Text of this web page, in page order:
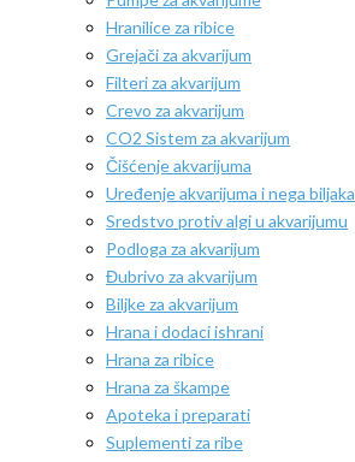
Hranilice za ribice
Grejači za akvarijum
Filteri za akvarijum
Crevo za akvarijum
CO2 Sistem za akvarijum
Čišćenje akvarijuma
Uređenje akvarijuma i nega biljaka
Sredstvo protiv algi u akvarijumu
Podloga za akvarijum
Đubrivo za akvarijum
Biljke za akvarijum
Hrana i dodaci ishrani
Hrana za ribice
Hrana za škampe
Apoteka i preparati
Suplementi za ribe